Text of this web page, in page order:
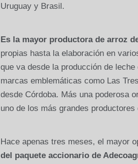
Uruguay y Brasil.
Es la mayor productora de arroz
propias hasta la elaboración en
que va desde la producción de
marcas emblemáticas como Las
desde Córdoba. Más una poderosa
uno de los más grandes
Hace apenas tres meses, el mayor
del paquete accionario de